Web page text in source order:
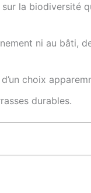
la biodiversité
ni au bâti,
choix
durables.